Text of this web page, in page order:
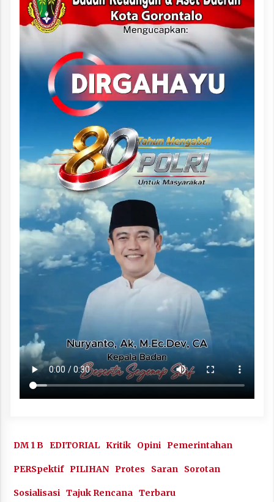
DM 1 B EDITORIAL Kritik Opini Pemerintahan
PERSpektif PILIHAN Protes Saran Sorotan
Sosialisasi Tajuk Rencana Terbaru